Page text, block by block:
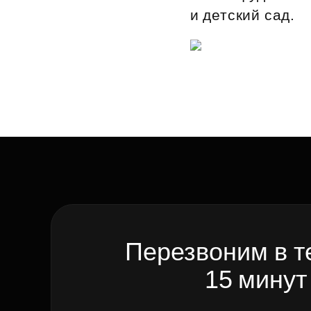
и детский сад.
Перезвоним в
15 минут